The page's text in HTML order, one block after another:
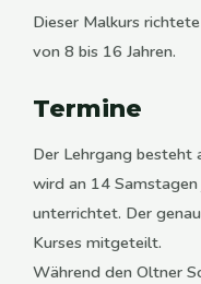
Dieser Malkurs
von 8 bis 16 Jahren.
Termine
Der Lehrgang besteht
wird an 14 Samstagen
unterrichtet. Der
Kurses mitgeteilt.
Während den Oltner